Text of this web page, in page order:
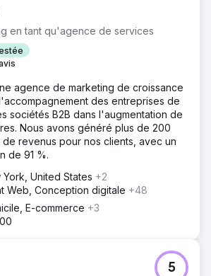
en tant qu'agence de services
agence de marketing de croissance
des entreprises de
sociétés B2B dans l'augmentation de
Nous avons généré plus de 200
de revenus pour nos clients, avec un
de 91 %.
United States +2
Web, Conception digitale +48
E-commerce +3
5